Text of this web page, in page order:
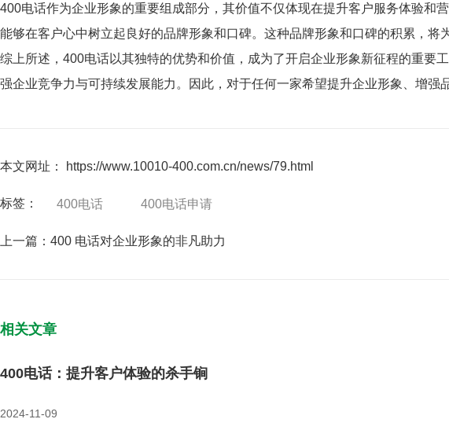
400电话作为企业形象的重要组成部分，其价值不仅体现在提升客户服务体验和
能够在客户心中树立起良好的品牌形象和口碑。这种品牌形象和口碑的积累，将
综上所述，400电话以其独特的优势和价值，成为了开启企业形象新征程的重要
强企业竞争力与可持续发展能力。因此，对于任何一家希望提升企业形象、增
本文网址： https://www.10010-400.com.cn/news/79.html
标签： 400电话 400电话申请
上一篇： 400 电话对企业形象的非凡助力
相关文章
400电话：提升客户体验的杀手锏
2024-11-09